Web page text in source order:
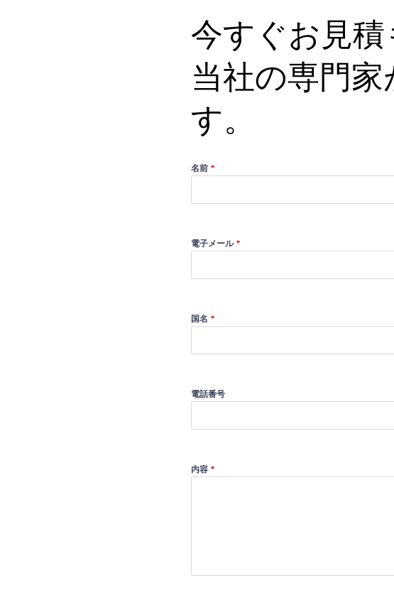
今すぐお見積
当社の専門
す。
名前 *
電子メール*
国名 *
電話番号
内容 *